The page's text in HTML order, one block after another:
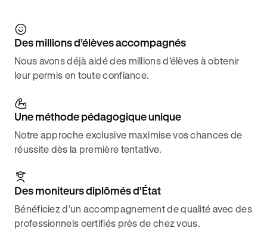
Des millions d’élèves accompagnés
Nous avons déjà aidé des millions d’élèves à obtenir
leur permis en toute confiance.
Une méthode pédagogique unique
Notre approche exclusive maximise vos chances de
réussite dès la première tentative.
Des moniteurs diplômés d’État
Bénéficiez d’un accompagnement de qualité avec des
professionnels certifiés près de chez vous.